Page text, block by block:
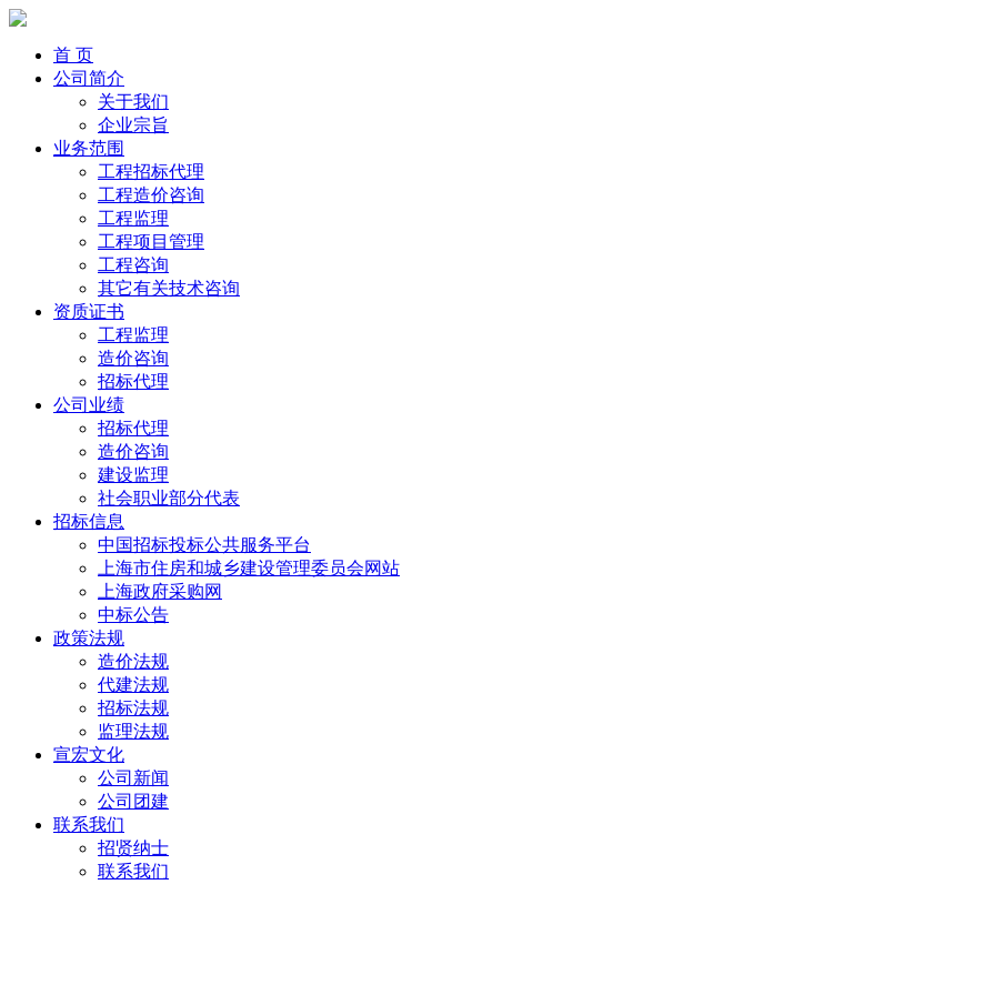
首 页
公司简介
关于我们
企业宗旨
业务范围
工程招标代理
工程造价咨询
工程监理
工程项目管理
工程咨询
其它有关技术咨询
资质证书
工程监理
造价咨询
招标代理
公司业绩
招标代理
造价咨询
建设监理
社会职业部分代表
招标信息
中国招标投标公共服务平台
上海市住房和城乡建设管理委员会网站
上海政府采购网
中标公告
政策法规
造价法规
代建法规
招标法规
监理法规
宣宏文化
公司新闻
公司团建
联系我们
招贤纳士
联系我们